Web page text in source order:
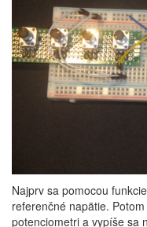
Najprv sa pomocou funkcie
referenčné napätie.
potenciometri a vypíše sa